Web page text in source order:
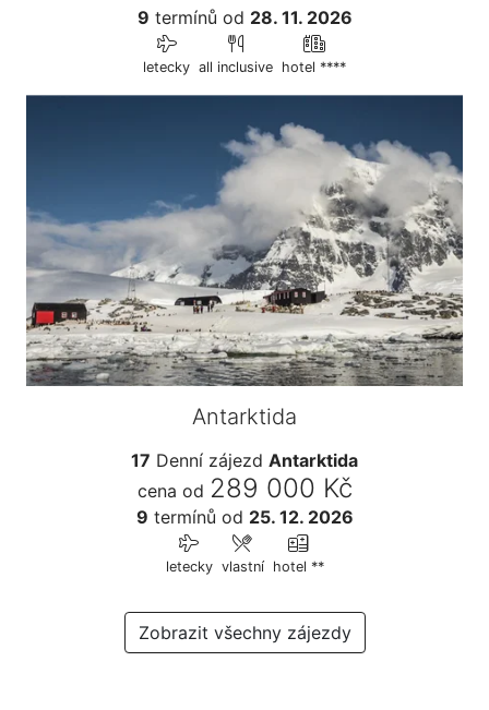
9 termínů od 28. 11. 2026
letecky all inclusive hotel ****
Antarktida
17 Denní zájezd Antarktida
cena od 289 000 Kč
9 termínů od 25. 12. 2026
letecky vlastní hotel **
Zobrazit všechny zájezdy